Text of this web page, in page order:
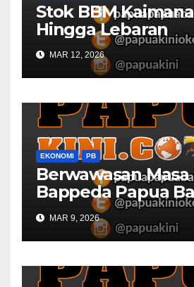
Stok BBM
Hingga Lebaran
MAR 12, 2026
EKONOMI PB
Berwawasan
Bappeda Papua
Konsultasi Publik
MAR 9, 2026